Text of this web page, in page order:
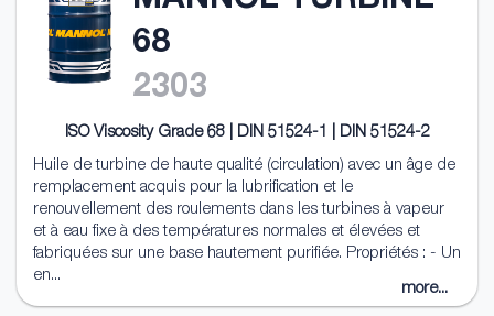
68
2303
ISO Viscosity Grade 68 | DIN 51524-1 | DIN 51524-2
Huile de turbine de haute qualité (circulation) avec un âge de
remplacement acquis pour la lubrification et le
renouvellement des roulements dans les turbines à vapeur
et à eau fixe à des températures normales et élevées et
fabriquées sur une base hautement purifiée. Propriétés : - Un
en...
more...